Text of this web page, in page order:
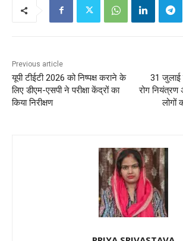
Previous article
यूपी टीईटी 2026 को निष्पक्ष कराने के
लिए डीएम-एसपी ने परीक्षा केंद्रों का
किया निरीक्षण
31 जुलाई
रोग
लोगों